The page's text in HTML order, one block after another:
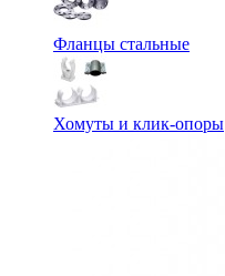
Фланцы стальные
Хомуты и клик-опоры